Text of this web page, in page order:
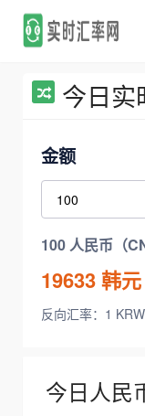
今日实
金额
100 人民币（
19633韩元
反向汇率：1
今日人民